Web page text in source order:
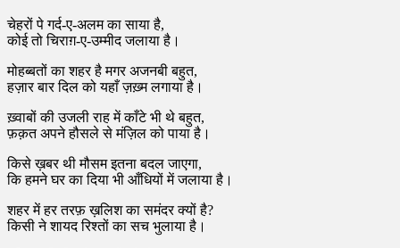
चेहरों पे गर्द-ए-अलम का साया है,
कोई तो चिराग़-ए-उम्मीद जलाया है।
मोहब्बतों का शहर है मगर अजनबी बहुत,
हज़ार बार दिल को यहाँ ज़ख़्म लगाया है।
ख़्वाबों की उजली राह में काँटे भी थे बहुत,
फ़क़त अपने हौसले से मंज़िल को पाया है।
किसे ख़बर थी मौसम इतना बदल जाएगा,
कि हमने घर का दिया भी आँधियों में जलाया है।
शहर में हर तरफ़ ख़लिश का समंदर क्यों है?
किसी ने शायद रिश्तों का सच भुलाया है।